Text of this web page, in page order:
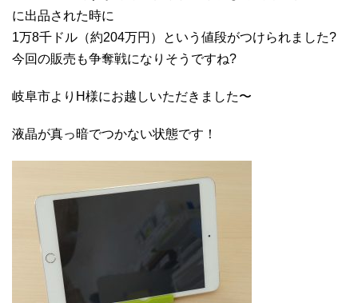
に出品された時に
1万8千ドル（約204万円）という値段がつけられました?
今回の販売も争奪戦になりそうですね?
岐阜市よりH様にお越しいただきました〜
液晶が真っ暗でつかない状態です！